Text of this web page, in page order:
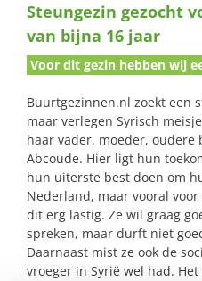
naar:
Steungezin gezocht
van bijna 16 jaar
Voor dit gezin hebben wij
Buurtgezinnen.nl zoekt een
maar verlegen Syrisch
haar vader, moeder, oudere
Abcoude. Hier ligt hun
hun uiterste best doen om
Nederland, maar vooral
dit erg lastig. Ze wil graag
spreken, maar durft niet
Daarnaast mist ze ook de
vroeger in Syrië wel had.